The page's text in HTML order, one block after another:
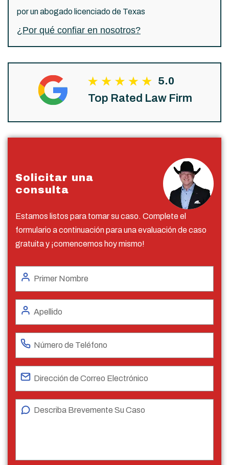
por un abogado licenciado de Texas
¿Por qué confiar en nosotros?
5.0
Top Rated Law Firm
Solicitar una
consulta
Estamos listos para tomar su caso. Complete el
formulario a continuación para una evaluación de caso
gratuita y ¡comencemos hoy mismo!